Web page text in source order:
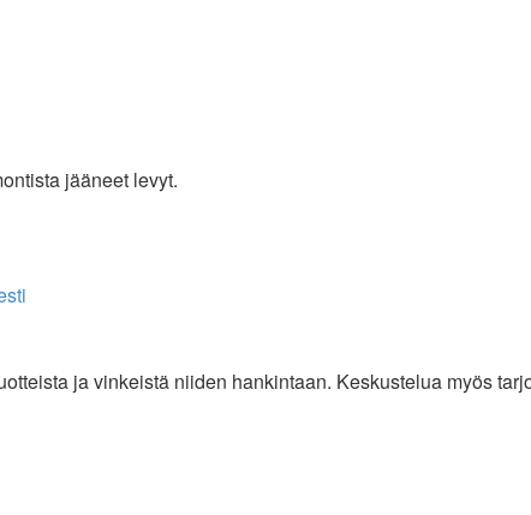
jääneet levyt.
ja vinkeistä niiden hankintaan. Keskustelua myös